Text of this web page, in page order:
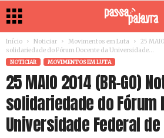
Início Noticiar Movimentos em Luta
25
solidariedade do Fórum Docente da Universidade...
NOTICIAR MOVIMENTOS EM LUTA
25 MAIO 2014 (BR-GO)
solidariedade do Fórum
Universidade Federal de